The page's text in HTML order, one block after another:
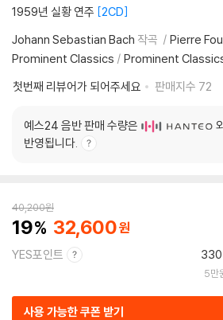
1959년 실황 연주 2CD
Johann Sebastian Bach 작곡 Pierre
Prominent Classics / Prominent
첫번째 리뷰어가 되어주세요
판매지수 72
예스24 음반 판매 수량은
반영됩니다.
40,200원
19 32,600
YES포인트 330
5만
사용 가능한 쿠폰 받기